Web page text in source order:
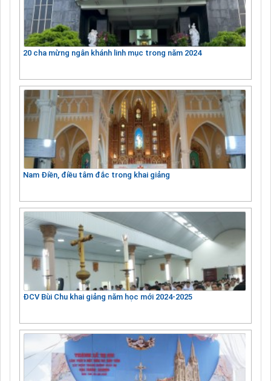
20 cha mừng ngân khánh linh mục trong năm 2024
Nam Điền, điều tâm đắc trong khai giảng
ĐCV Bùi Chu khai giảng năm học mới 2024-2025